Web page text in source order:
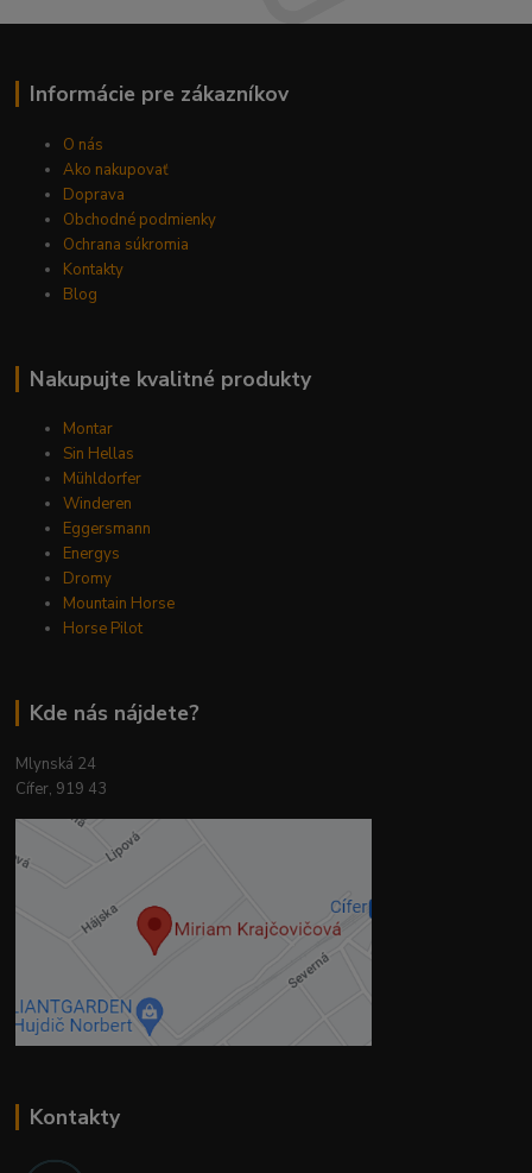
Informácie pre zákazníkov
O nás
Ako nakupovať
Doprava
Obchodné podmienky
Ochrana súkromia
Kontakty
Blog
Nakupujte kvalitné produkty
Montar
Sin Hellas
Mühldorfer
Winderen
Eggersmann
Energys
Dromy
Mountain Horse
Horse Pilot
Kde nás nájdete?
Mlynská 24
Cífer, 919 43
Kontakty